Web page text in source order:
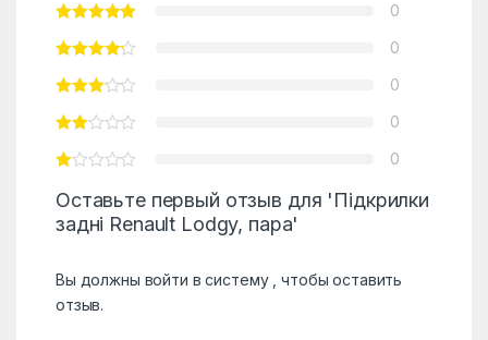
0
0
0
0
0
Оставьте первый отзыв для 'Підкрилки
задні Renault Lodgy, пара'
Вы должны войти в систему, чтобы оставить
отзыв.